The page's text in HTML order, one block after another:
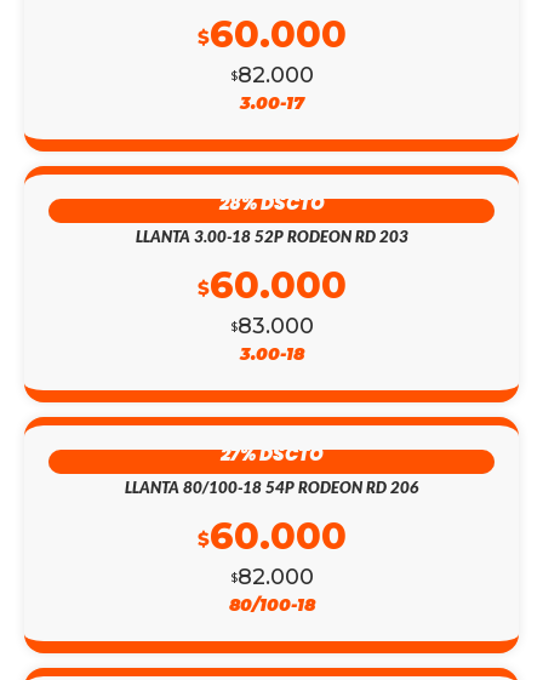
$82.000
$60.000
3.00-17
28% DSCTO
LLANTA 3.00-18 52P RODEON RD 203
$83.000
$60.000
3.00-18
27% DSCTO
LLANTA 80/100-18 54P RODEON RD 206
$82.000
$60.000
80/100-18